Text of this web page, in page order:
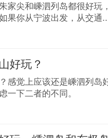
家尖和嵊泗列岛都很好玩
果你从宁波出发，从交通
好玩？
感觉上应该还是嵊泗列岛
一下二者的不同。